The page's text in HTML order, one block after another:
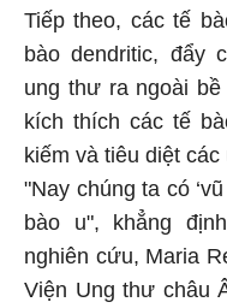
Tiếp theo, các tế
bào dendritic, đẩy
ung thư ra ngoài
kích thích các tế
kiếm và tiêu diệt
"Nay chúng ta có
bào u", khẳng
nghiên cứu, Maria
Viện Ung thư châu